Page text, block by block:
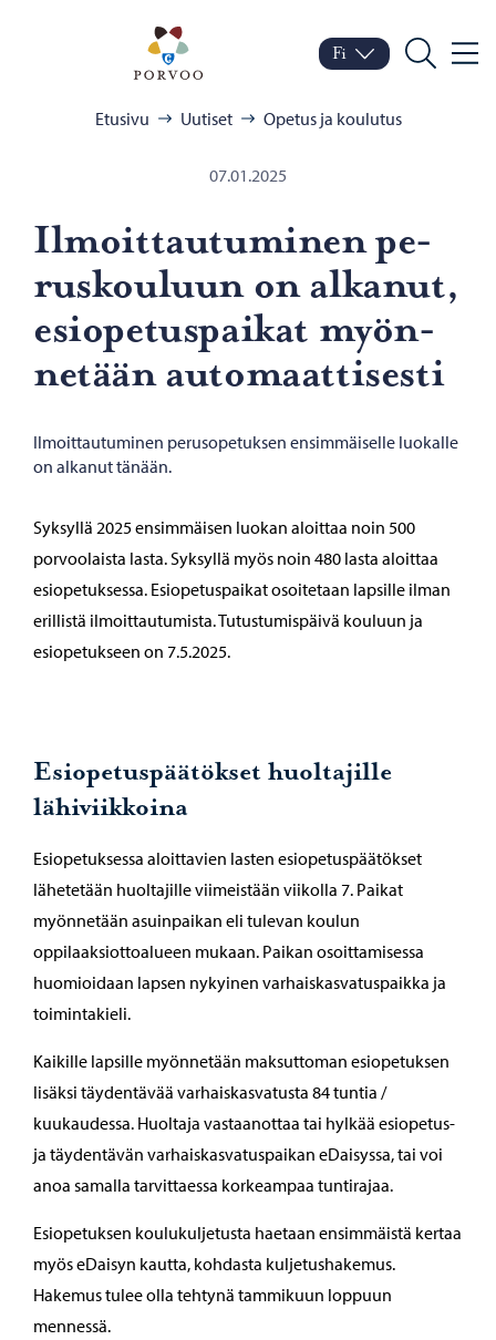
Porvoo – Siirry
Vaihda kieltä
Nykyinen kieli: Suomi
Fi
Hae
Etusivu Uutiset Opetus ja koulutus
07.01.2025
Il­moit­tau­tu­mi­nen pe­
rus­kou­luun on al­ka­nut,
esio­pe­tus­pai­kat myön­
ne­tään au­to­maat­ti­ses­ti
Ilmoittautuminen perusopetuksen ensimmäiselle luokalle
on alkanut tänään.
Syksyllä 2025 ensimmäisen luokan aloittaa noin 500
porvoolaista lasta. Syksyllä myös noin 480 lasta aloittaa
esiopetuksessa. Esiopetuspaikat osoitetaan lapsille ilman
erillistä ilmoittautumista. Tutustumispäivä kouluun ja
esiopetukseen on 7.5.2025.
Esiopetuspäätökset huoltajille
lähiviikkoina
Esiopetuksessa aloittavien lasten esiopetuspäätökset
lähetetään huoltajille viimeistään viikolla 7. Paikat
myönnetään asuinpaikan eli tulevan koulun
oppilaaksiottoalueen mukaan. Paikan osoittamisessa
huomioidaan lapsen nykyinen varhaiskasvatuspaikka ja
toimintakieli.
Kaikille lapsille myönnetään maksuttoman esiopetuksen
lisäksi täydentävää varhaiskasvatusta 84 tuntia /
kuukaudessa. Huoltaja vastaanottaa tai hylkää esiopetus-
ja täydentävän varhaiskasvatuspaikan eDaisyssa, tai voi
anoa samalla tarvittaessa korkeampaa tuntirajaa.
Esiopetuksen koulukuljetusta haetaan ensimmäistä kertaa
myös eDaisyn kautta, kohdasta kuljetushakemus.
Hakemus tulee olla tehtynä tammikuun loppuun
mennessä.